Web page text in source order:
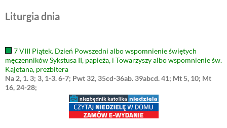
Liturgia dnia
7 VIII Piątek. Dzień Powszedni albo wspomnienie świętych
męczenników Sykstusa II, papieża, i Towarzyszy albo wspomnienie św.
Kajetana, prezbitera
Na 2, 1. 3; 3, 1-3. 6-7; Pwt 32, 35cd-36ab. 39abcd. 41; Mt 5, 10; Mt
16, 24-28;